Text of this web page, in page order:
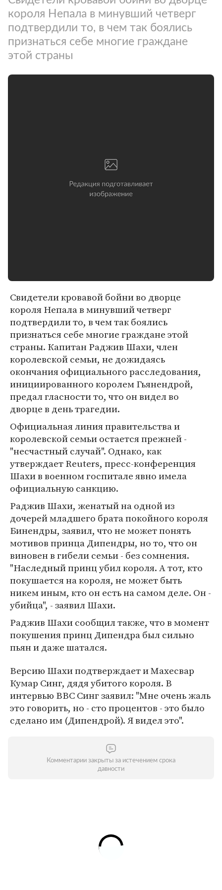
короля Непала в минувший четверг
подтвердили то, в чем так боялись
признаться себе многие граждане
этой страны
Свидетели кровавой бойни во дворце
короля Непала в минувший четверг
подтвердили то, в чем так боялись
признаться себе многие граждане этой
страны. Капитан Раджив Шахи, член
королевской семьи, не дожидаясь
окончания официального расследования,
инициированного королем Гьянендрой,
предал гласности то, что он видел во
дворце в день трагедии.
Официальная линия правительства и
королевской семьи остается прежней -
"несчастный случай". Однако, как
утверждает Reuters, пресс-конференция
Шахи в военном госпитале явно имела
официальную санкцию.
Раджив Шахи, женатый на одной из
дочерей младшего брата покойного короля
Бинендры, заявил, что не может понять
мотивов принца Дипендры, но то, что он
виновен в гибели семьи - без сомнения.
"Наследный принц убил короля. А тот, кто
покушается на короля, не может быть
никем иным, кто он есть на самом деле. Он -
убийца", - заявил Шахи.
Раджив Шахи сообщил также, что в момент
покушения принц Дипендра был сильно
пьян и даже шатался.
Версию Шахи подтверждает и Махесвар
Кумар Синг, дядя убитого короля. В
интервью BBC Синг заявил: "Мне очень жаль
это говорить, но - сто процентов - это было
сделано им (Дипендрой). Я видел это".
Комментарии закрыты за истечением срока
давности